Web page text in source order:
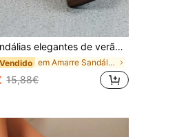
de verão em camurça sintética com tiras cruzadas, salto baixo largo e tira no tornozelo, saltos grossos
em Amarre Sandálias Femininas
15,88€